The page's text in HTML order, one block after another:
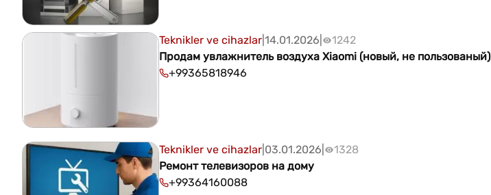
Teknikler ve cihazlar 14.01.2026
1242
Продам увлажнитель воздуха Xiaomi (новый, не пользованый)
+99365818946
Teknikler ve cihazlar 03.01.2026
1328
Ремонт телевизоров на дому
+99364160088